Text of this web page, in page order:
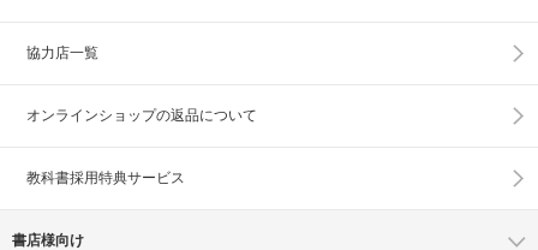
協力店一覧
オンラインショップの返品について
教科書採用特典サービス
書店様向け